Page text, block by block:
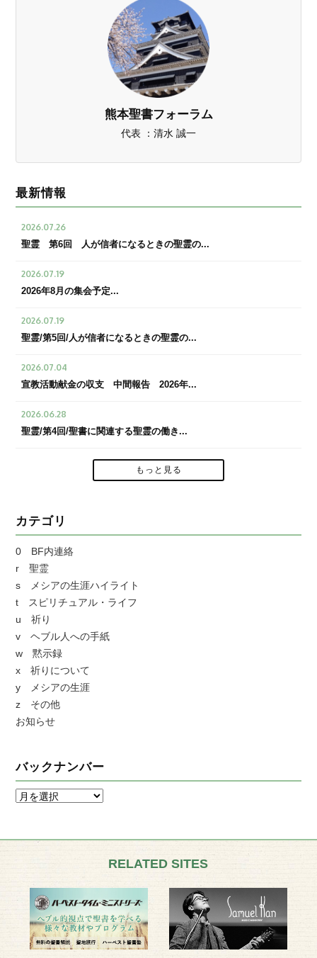
熊本聖書フォーラム
代表 ：清水 誠一
最新情報
2026.07.26
聖霊 第6回 人が信者になるときの聖霊の...
2026.07.19
2026年8月の集会予定...
2026.07.19
聖霊/第5回/人が信者になるときの聖霊の...
2026.07.04
宣教活動献金の収支 中間報告 2026年...
2026.06.28
聖霊/第4回/聖書に関連する聖霊の働き...
もっと見る
カテゴリ
0 BF内連絡
r 聖霊
s メシアの生涯ハイライト
t スピリチュアル・ライフ
u 祈り
v ヘブル人への手紙
w 黙示録
x 祈りについて
y メシアの生涯
z その他
お知らせ
バックナンバー
RELATED SITES